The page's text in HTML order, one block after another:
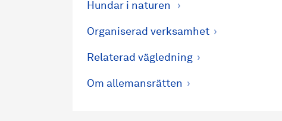
Hundar i naturen
Organiserad verksamhet
Relaterad vägledning
Om allemansrätten